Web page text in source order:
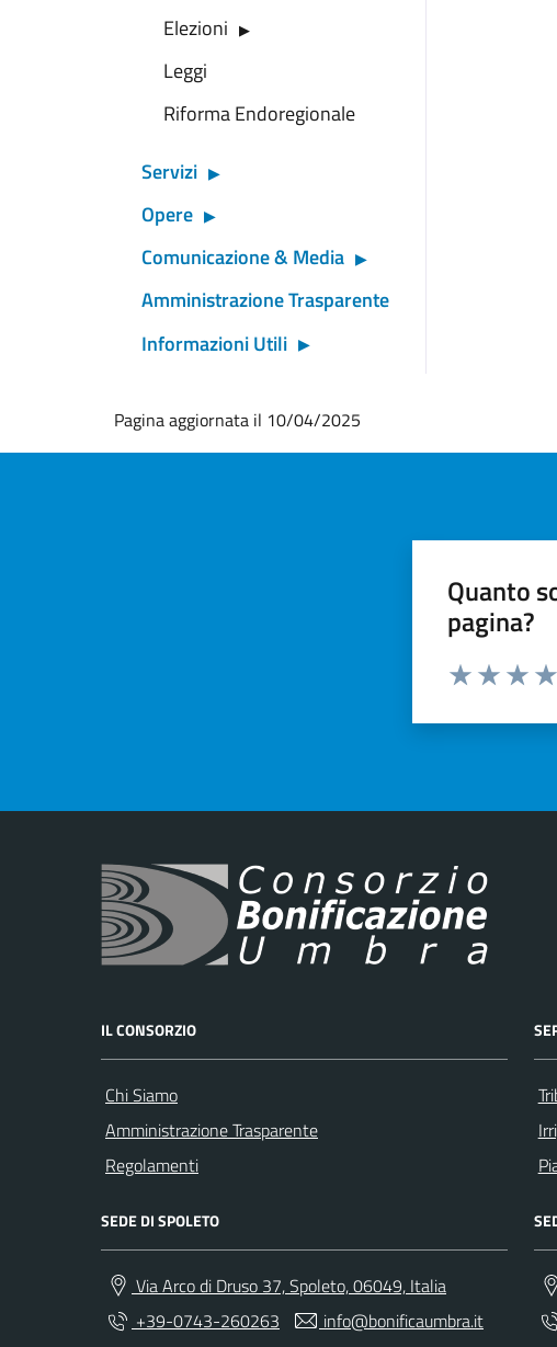
Elezioni
Leggi
Riforma Endoregionale
Servizi
Opere
Comunicazione & Media
Amministrazione Trasparente
Informazioni Utili
Pagina aggiornata il 10/04/2025
Quanto
pagina?
IL CONSORZIO
Chi Siamo
Amministrazione Trasparente
Regolamenti
SEDE DI SPOLETO
Via Arco di Druso 37, Spoleto, 06049, Italia
+39-0743-260263
info@bonificaumbra.it